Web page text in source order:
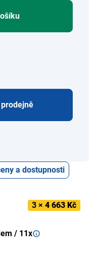
a dostupnosti
3 × 4 663 Kč
/ 11x